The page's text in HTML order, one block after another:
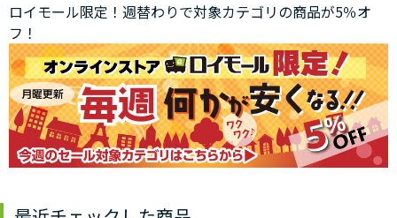
ロイモール限定！週替わりで対象カテゴリの商品が5％オ
フ！